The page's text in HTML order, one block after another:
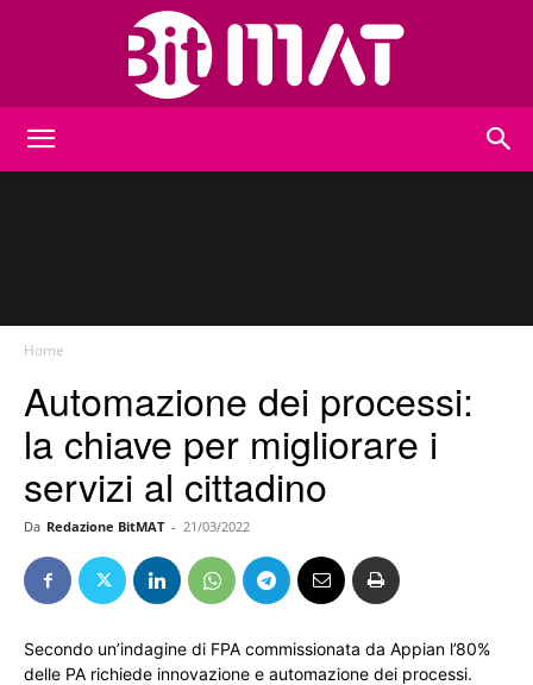
Home
Automazione dei processi:
la chiave per migliorare i
servizi al cittadino
Da Redazione BitMAT - 21/03/2022
Secondo un’indagine di FPA commissionata da Appian l’80%
delle PA richiede innovazione e automazione dei processi.